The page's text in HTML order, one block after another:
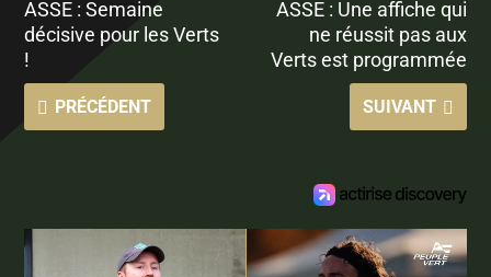
ASSE : Semaine
décisive pour les Verts
!
PRÉCÉDENT
ASSE : Une affiche qui
ne réussit pas aux
Verts est programmée
SUIVANT